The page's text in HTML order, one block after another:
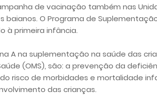
de vacinação também nas
baianos. O Programa de
à primeira infância.
A na suplementação na saúde das
(OMS), são: a prevenção da
risco de morbidades e mortalidade
das crianças.